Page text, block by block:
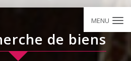
MENU
de biens